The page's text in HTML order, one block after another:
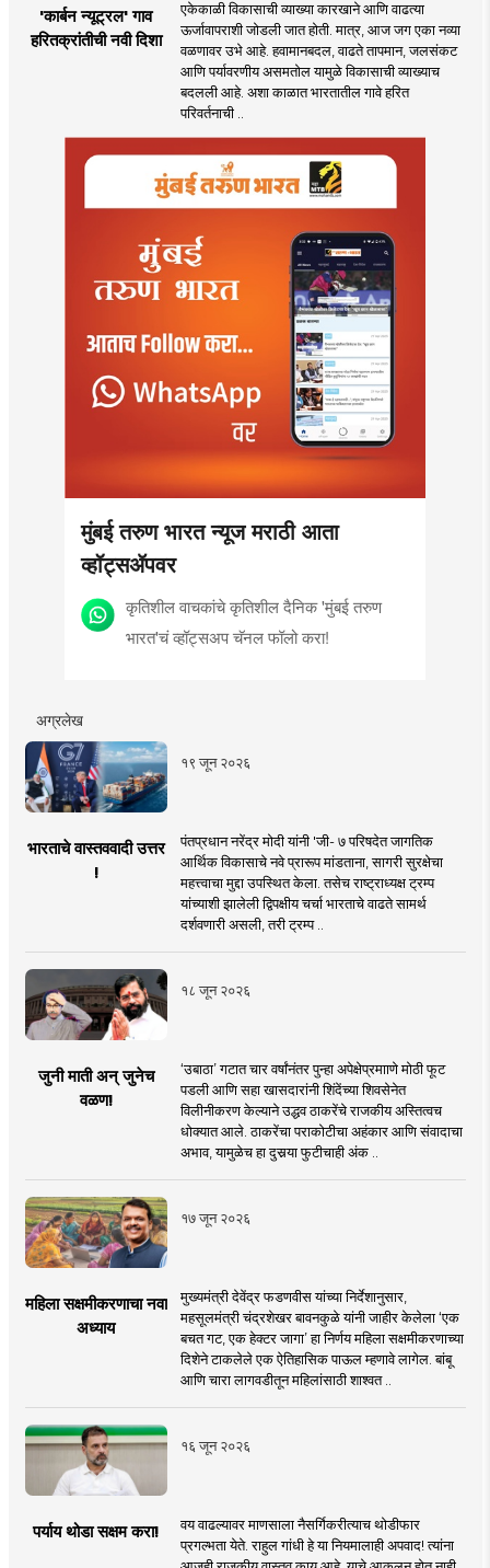
'कार्बन न्यूट्रल' गाव
हरितक्रांतीची नवी दिशा
एकेकाळी विकासाची व्याख्या कारखाने आणि वाढत्या
ऊर्जावापराशी जोडली जात होती. मात्र, आज जग एका नव्या
वळणावर उभे आहे. हवामानबदल, वाढते तापमान, जलसंकट
आणि पर्यावरणीय असमतोल यामुळे विकासाची व्याख्याच
बदलली आहे. अशा काळात भारतातील गावे हरित
परिवर्तनाची ..
मुंबई तरुण भारत न्यूज मराठी आता
व्हॉट्सॲपवर
कृतिशील वाचकांचे कृतिशील दैनिक 'मुंबई तरुण
भारत'चं व्हॉट्सअप चॅनल फॉलो करा!
अग्रलेख
१९ जून २०२६
भारताचे वास्तववादी उत्तर
!
पंतप्रधान नरेंद्र मोदी यांनी 'जी- ७ परिषदेत जागतिक
आर्थिक विकासाचे नवे प्रारूप मांडताना, सागरी सुरक्षेचा
महत्त्वाचा मुद्दा उपस्थित केला. तसेच राष्ट्राध्यक्ष ट्रम्प
यांच्याशी झालेली द्विपक्षीय चर्चा भारताचे वाढते सामर्थ
दर्शवणारी असली, तरी ट्रम्प ..
१८ जून २०२६
जुनी माती अन् जुनेच
वळण!
‘उबाठा’ गटात चार वर्षांनंतर पुन्हा अपेक्षेप्रमााणे मोठी फूट
पडली आणि सहा खासदारांनी शिंदेंच्या शिवसेनेत
विलीनीकरण केल्याने उद्धव ठाकरेंचे राजकीय अस्तित्वच
धोक्यात आले. ठाकरेंचा पराकोटीचा अहंकार आणि संवादाचा
अभाव, यामुळेच हा दुसर्‍या फुटीचाही अंक ..
१७ जून २०२६
महिला सक्षमीकरणाचा नवा
अध्याय
मुख्यमंत्री देवेंद्र फडणवीस यांच्या निर्देशानुसार,
महसूलमंत्री चंद्रशेखर बावनकुळे यांनी जाहीर केलेला ‘एक
बचत गट, एक हेक्टर जागा’ हा निर्णय महिला सक्षमीकरणाच्या
दिशेने टाकलेले एक ऐतिहासिक पाऊल म्हणावे लागेल. बांबू
आणि चारा लागवडीतून महिलांसाठी शाश्वत ..
१६ जून २०२६
पर्याय थोडा सक्षम करा!
वय वाढल्यावर माणसाला नैसर्गिकरीत्याच थोडीफार
प्रगल्भता येते. राहुल गांधी हे या नियमालाही अपवाद! त्यांना